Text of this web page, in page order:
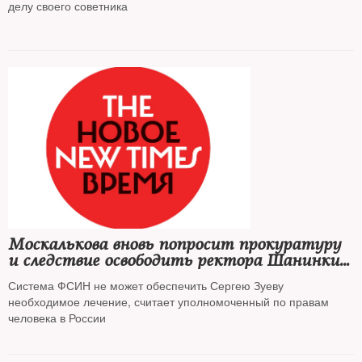
делу своего советника
Москалькова вновь попросит прокуратуру
и следствие освободить ректора Шанинки
из СИЗО
Система ФСИН не может обеспечить Сергею Зуеву
необходимое лечение, считает уполномоченный по правам
человека в России